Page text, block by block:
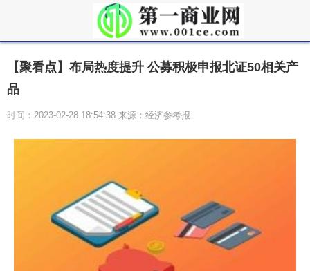
【聚看点】布局热度提升 公募积极申报北证50相关产
品
时间：2023-02-28 18:54:38 来源：经济参考报